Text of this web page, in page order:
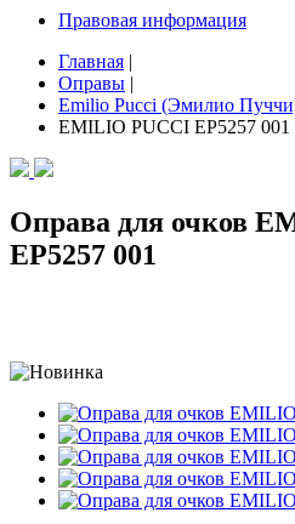
Правовая информация
Главная |
Оправы |
Emilio Pucci (Эмилио
EMILIO PUCCI EP5257 001
Оправа для очков
EP5257 001